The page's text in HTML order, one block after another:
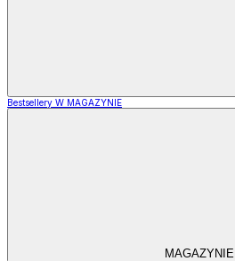
Bestsellery W MAGAZYNIE
MAGAZYNIE